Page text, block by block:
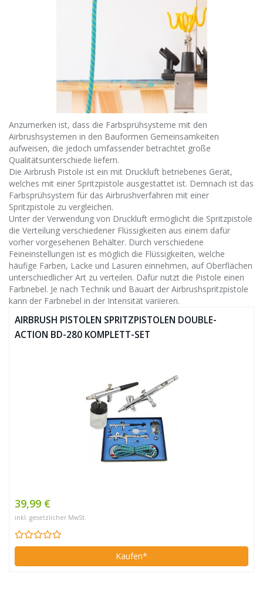
Anzumerken ist, dass die Farbsprühsysteme mit den
Airbrushsystemen in den Bauformen Gemeinsamkeiten
aufweisen, die jedoch umfassender betrachtet große
Qualitätsunterschiede liefern.
Die Airbrush Pistole ist ein mit Druckluft betriebenes Gerät,
welches mit einer Spritzpistole ausgestattet ist. Demnach ist das
Farbsprühsystem für das Airbrushverfahren mit einer
Spritzpistole zu vergleichen.
Unter der Verwendung von Druckluft ermöglicht die Spritzpistole
die Verteilung verschiedener Flüssigkeiten aus einem dafür
vorher vorgesehenen Behälter. Durch verschiedene
Feineinstellungen ist es möglich die Flüssigkeiten, welche
häufige Farben, Lacke und Lasuren einnehmen, auf Oberflächen
unterschiedlicher Art zu verteilen. Dafür nutzt die Pistole einen
Farbnebel. Je nach Technik und Bauart der Airbrushspritzpistole
kann der Farbnebel in der Intensität variieren.
AIRBRUSH PISTOLEN SPRITZPISTOLEN DOUBLE-
ACTION BD-280 KOMPLETT-SET
39,99 €
inkl. gesetzlicher MwSt.
Kaufen*